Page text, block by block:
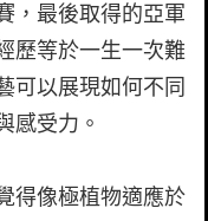
，最後取得的亞軍
歷等於一生一次難
可以展現如何不同
感受力。
得像極植物適應於